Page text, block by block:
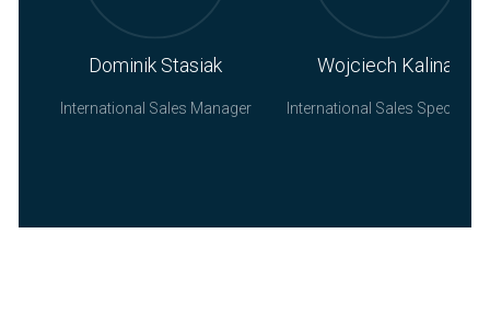
Dominik Stasiak
International Sales Manager
Wojciech Kalina
International Sales Specialist